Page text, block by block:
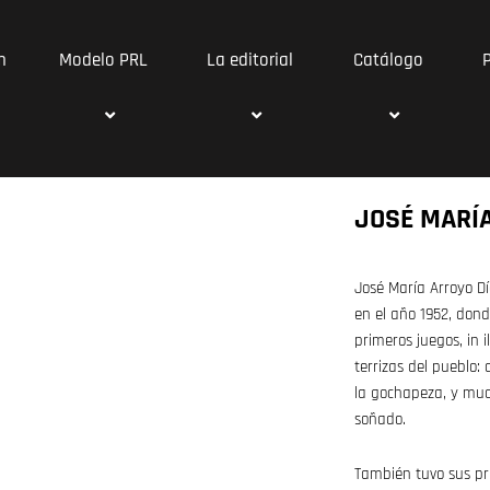
Modelo PRL La editorial Catálogo
JOSÉ
José María Arroyo
en el año 1952,
primeros juegos, in
terrizas del pueblo:
la gochapeza, y
soñado.
También tuvo sus